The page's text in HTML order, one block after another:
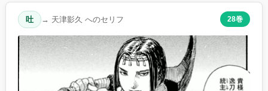
吐 → 天津影久 へのセリフ 28巻